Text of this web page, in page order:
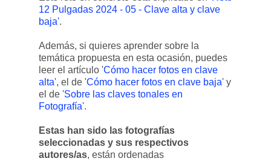
12 Pulgadas 2024 - 05 - Clave alta y clave
baja'.
Además, si quieres aprender sobre la
temática propuesta en esta ocasión, puedes
leer el artículo 'Cómo hacer fotos en clave
alta', el de 'Cómo hacer fotos en clave baja' y
el de 'Sobre las claves tonales en
Fotografía'.
Estas han sido las fotografías
seleccionadas y sus respectivos
autores/as, están ordenadas